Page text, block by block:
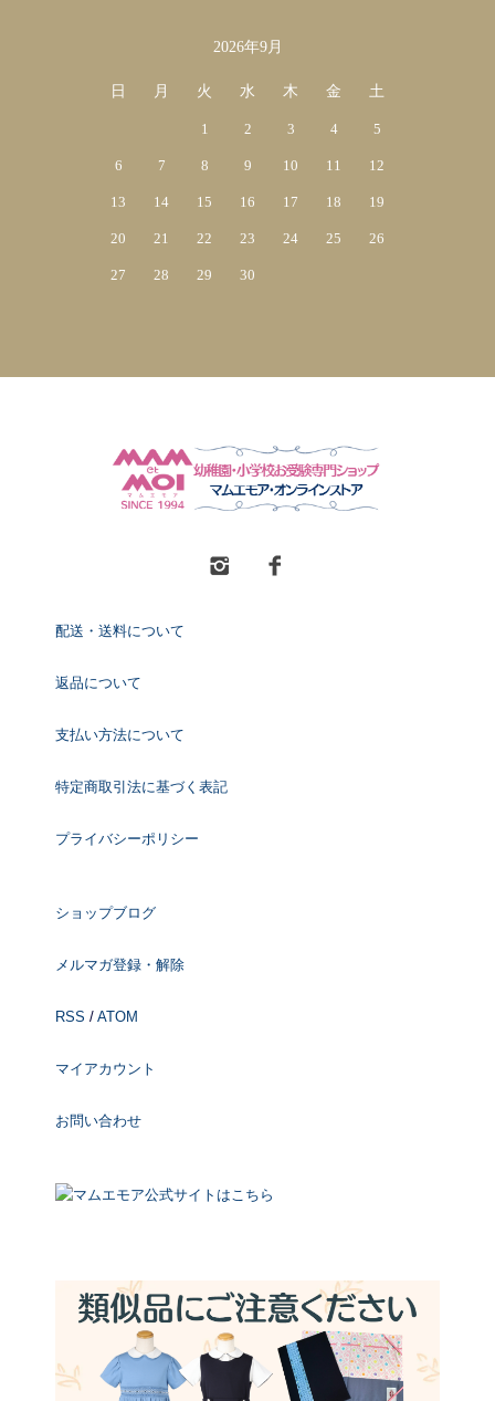
2026年9月
日 月 火 水 木 金 土
1 2 3 4 5
6 7 8 9 10 11 12
13 14 15 16 17 18 19
20 21 22 23 24 25 26
27 28 29 30
配送・送料について
返品について
支払い方法について
特定商取引法に基づく表記
プライバシーポリシー
ショップブログ
メルマガ登録・解除
RSS / ATOM
マイアカウント
お問い合わせ
マムエモア公式サイトはこちら